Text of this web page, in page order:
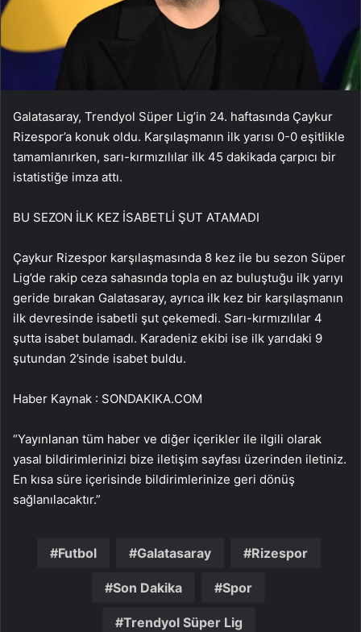
Galatasaray, Trendyol Süper Lig’in 24. haftasında Çaykur
Rizespor’a konuk oldu. Karşılaşmanın ilk yarısı 0-0 eşitlikle
tamamlanırken, sarı-kırmızılılar ilk 45 dakikada çarpıcı bir
istatistiğe imza attı.
BU SEZON İLK KEZ İSABETLİ ŞUT ATAMADI
Çaykur Rizespor karşılaşmasında 8 kez ile bu sezon Süper
Lig’de rakip ceza sahasında topla en az buluştuğu ilk yarıyı
geride bırakan Galatasaray, ayrıca ilk kez bir karşılaşmanın
ilk devresinde isabetli şut çekemedi. Sarı-kırmızılılar 4
şutta isabet bulamadı. Karadeniz ekibi ise ilk yarıdaki 9
şutundan 2’sinde isabet buldu.
Haber Kaynak : SONDAKIKA.COM
“Yayınlanan tüm haber ve diğer içerikler ile ilgili olarak
yasal bildirimlerinizi bize iletişim sayfası üzerinden iletiniz.
En kısa süre içerisinde bildirimlerinize geri dönüş
sağlanılacaktır.”
Futbol Galatasaray Rizespor
Son Dakika Spor
Trendyol Süper Lig